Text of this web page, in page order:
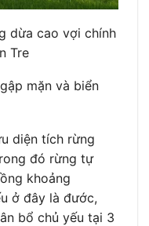
dừa cao vợi chính
Tre
mặn và biển
diện tích rừng
đó rừng tự
khoảng
ở đây là đước,
bổ chủ yếu tại 3